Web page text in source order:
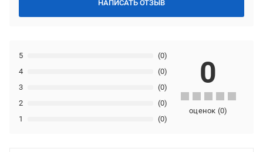
НАПИСАТЬ ОТЗЫВ
1 (0)
2 (0)
3 (0)
4 (0)
5 (0)
0
оценок (0)